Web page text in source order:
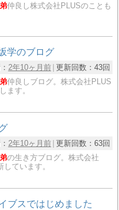
仲良し株式会社PLUSのことも
学のブログ
2年10ヶ月前 更新回数： 43回
仲良しブログ。株式会社PLUS
ます。
2年10ヶ月前 更新回数： 63回
の生き方ブログ。株式会社
ています。
ブスではじめました